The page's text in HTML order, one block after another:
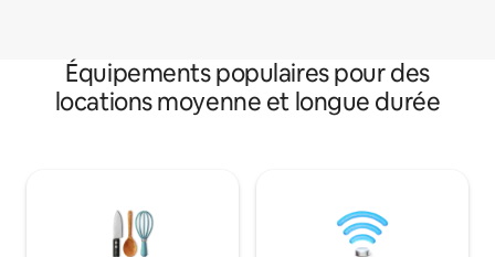
Équipements populaires pour des
locations moyenne et longue durée